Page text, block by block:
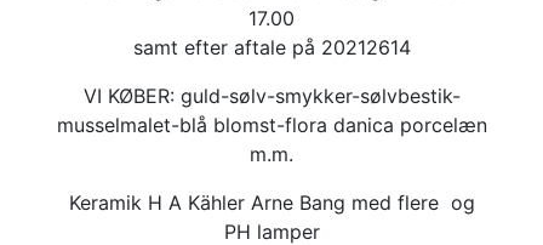
17.00
samt efter aftale på 20212614
VI KØBER: guld-sølv-smykker-sølvbestik-
musselmalet-blå blomst-flora danica porcelæn
m.m.
Keramik H A Kähler Arne Bang med flere og
PH lamper